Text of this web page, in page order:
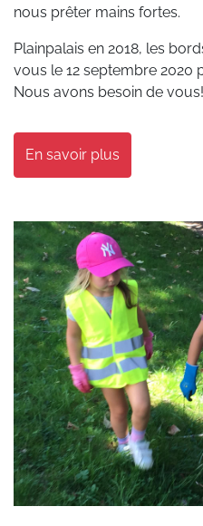
nous prêter mains fortes.
Plainpalais en 2018, les
vous le 12 septembre 2020
Nous avons besoin de vous!
En savoir plus